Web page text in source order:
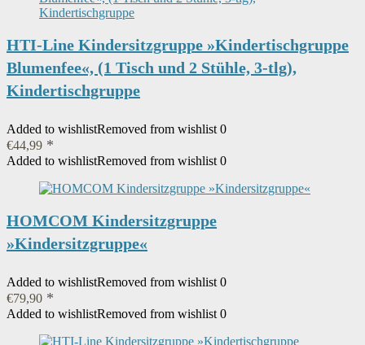
HTI-Line Kindersitzgruppe »Kindertischgruppe
Blumenfee«, (1 Tisch und 2 Stühle, 3-tlg),
Kindertischgruppe
Added to wishlistRemoved from wishlist 0
€44,99
Added to wishlistRemoved from wishlist 0
HOMCOM Kindersitzgruppe
»Kindersitzgruppe«
Added to wishlistRemoved from wishlist 0
€79,90
Added to wishlistRemoved from wishlist 0